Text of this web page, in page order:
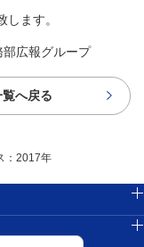
ます。
広報グループ
へ戻る
：2017年